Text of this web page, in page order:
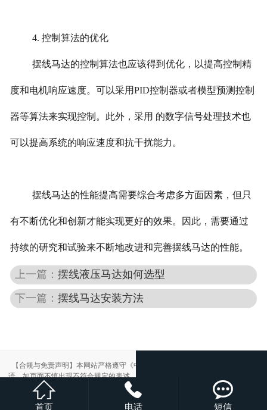
4. 控制算法的优化
摆线马达的控制算法也应该得到优化，以提高控制精
度和电机响应速度。可以采用PID控制器或者模型预测控制
器等算法来实现控制。此外，采用 的数字信号处理技术也
可以提高系统的响应速度和抗干扰能力。
摆线马达的性能提高需要综合考虑多方面因素，但只
有不断优化和创新才能实现更好的效果。因此，需要通过
持续的研究和试验来不断地改进和完善摆线马达的性能。
上一篇：摆线液压马达如何选型
下一篇：摆线马达安装方法

首页

电话

短信
【合规与免责声明】本网站严格遵守《中华人民共和国广告法》，尽力规范用
语。如页面不慎出现不符合规定的表述，敬请联系我们，将立即更正；相关内容
仅供参考，不构成交易依据。
本站部分素材来自网络，如有侵权，请联系删除。